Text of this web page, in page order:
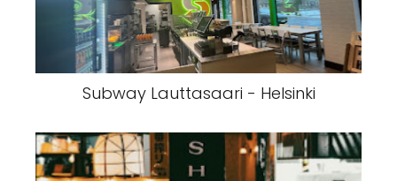
Subway Lauttasaari - Helsinki